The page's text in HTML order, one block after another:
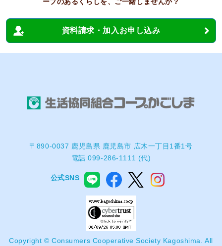
ープのあるくらしを、ご一緒しませんか？
資料請求・加入お申し込み
〒890-0037 鹿児島県 鹿児島市 広木一丁目1番1号
電話 099-286-1111 (代)
公式SNS
Copyright © Consumers Cooperative Society Kagoshima. All